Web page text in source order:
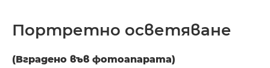
Портретно осветяване
(Вградено във фотоапарата)